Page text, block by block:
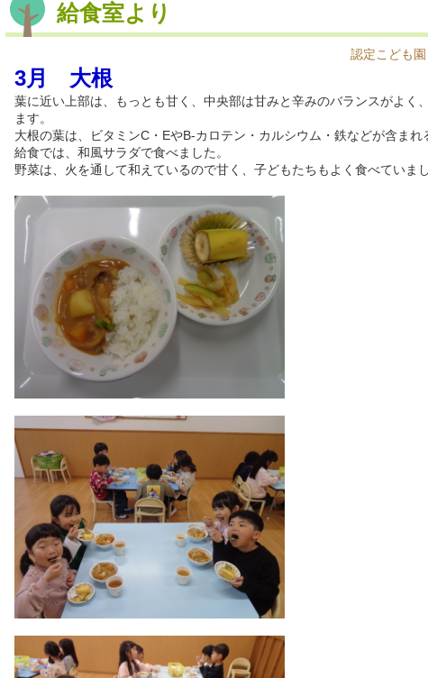
給食室より
認定こども
3月 大根
葉に近い上部は、もっとも甘く、中央部は甘みと辛みのバランスがよく
ます。
大根の葉は、ビタミンC・EやB-カロテン・カルシウム・鉄などが含まれ
給食では、和風サラダで食べました。
野菜は、火を通して和えているので甘く、子どもたちもよく食べていまし